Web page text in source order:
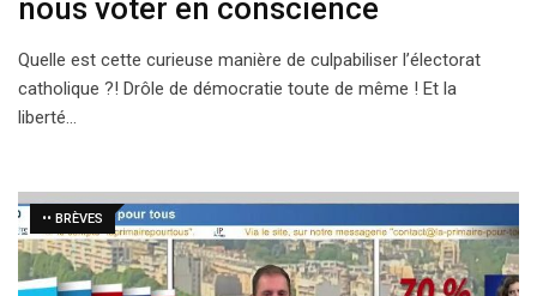
nous voter en conscience
Quelle est cette curieuse manière de culpabiliser l’électorat
catholique ?! Drôle de démocratie toute de même ! Et la
liberté…
•• BRÈVES